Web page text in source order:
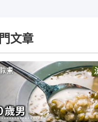
文章